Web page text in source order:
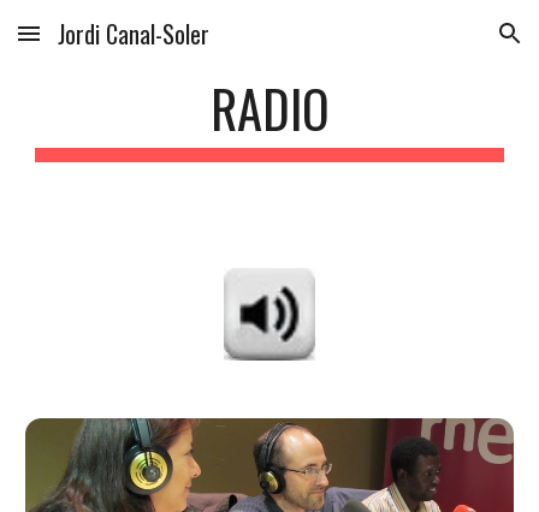
Skip to main content Skip to navigation
Jordi Canal-Soler
RADIO